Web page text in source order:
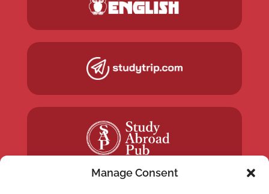
Manage Consent